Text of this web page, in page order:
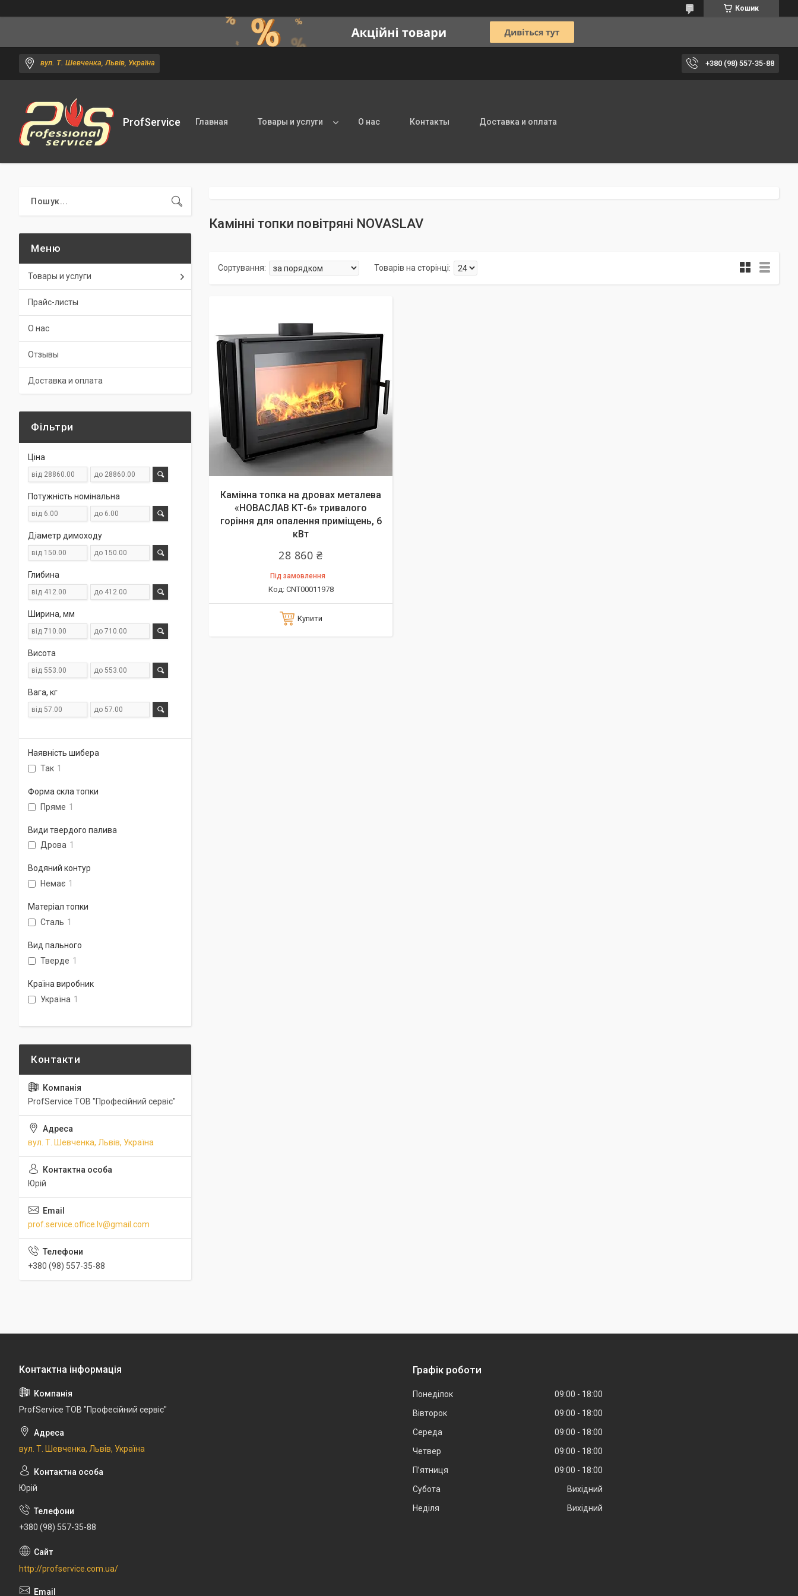
Кошик
вул. Т. Шевченка, Львів, Україна +380 (98) 557-35-88
ProfService Главная Товары и услуги О нас Контакты Доставка и оплата
Камінні топки повітряні NOVASLAV
Камінна топка на дровах металева
«НОВАСЛАВ КТ-6» тривалого
горіння для опалення приміщень, 6
кВт
28 860 ₴
Під замовлення
CNT00011978
Купити
Товары и услуги
Прайс-листы
О нас
Отзывы
Доставка и оплата
Фільтри
Ціна
Потужність номінальна
Діаметр димоходу
Глибина
Ширина, мм
Висота
Вага, кг
Наявність шибера
Так 1
Форма скла топки
Пряме 1
Види твердого палива
Дрова 1
Водяний контур
Немає 1
Матеріал топки
Сталь 1
Вид пального
Тверде 1
Країна виробник
Україна 1
ProfService ТОВ "Професійний сервіс"
вул. Т. Шевченка, Львів, Україна
Юрій
prof.service.office.lv@gmail.com
+380 (98) 557-35-88
ProfService ТОВ "Професійний сервіс"
вул. Т. Шевченка, Львів, Україна
Юрій
+380 (98) 557-35-88
http://profservice.com.ua/
Графік роботи
Понеділок 09:00
18:00
Вівторок
09:00
18:00
Середа
09:00
18:00
Четвер
09:00
18:00
Пʼятниця
09:00
18:00
Субота
Вихідний
Неділя
Вихідний